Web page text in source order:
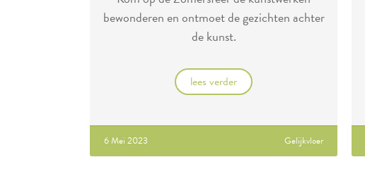
bewonderen en ontmoet de gezichten achter
de kunst.
lees verder
6 Mei 2023 Gelijkvloer